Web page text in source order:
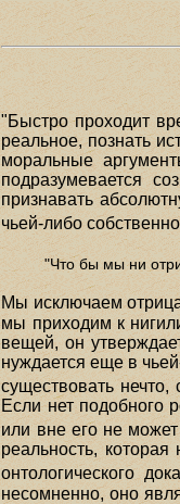
"Быстро проходит
реальное, познать
моральные
подразумевается
признавать
чьей-либо
"Что бы мы ни
Мы исключаем
мы приходим к
вещей, он
нуждается еще в
существовать
Если нет подобного
или вне его не
реальность,
онтологического
несомненно, оно